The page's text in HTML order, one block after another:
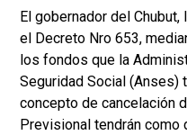
El gobernador del
el Decreto Nro 653,
los fondos que la
Seguridad Social (Anses)
concepto de cancelación
Previsional tendrán como